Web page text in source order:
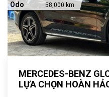
Odo 58,000 km
MERCEDES-BENZ
LỰA CHỌN HOÀN